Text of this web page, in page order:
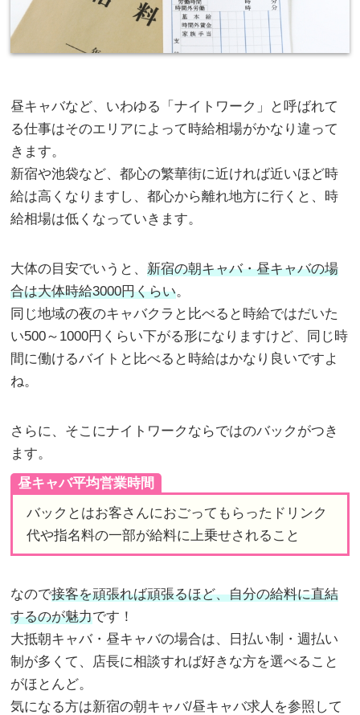
昼キャバなど、いわゆる「ナイトワーク」と呼ばれて
る仕事はそのエリアによって時給相場がかなり違って
きます。
新宿や池袋など、都心の繁華街に近ければ近いほど時
給は高くなりますし、都心から離れ地方に行くと、時
給相場は低くなっていきます。
大体の目安でいうと、新宿の朝キャバ・昼キャバの場
合は大体時給3000円くらい。
同じ地域の夜のキャバクラと比べると時給ではだいた
い500～1000円くらい下がる形になりますけど、同じ時
間に働けるバイトと比べると時給はかなり良いですよ
ね。
さらに、そこにナイトワークならではのバックがつき
ます。
昼キャバ平均営業時間
バックとはお客さんにおごってもらったドリンク
代や指名料の一部が給料に上乗せされること
なので接客を頑張れば頑張るほど、自分の給料に直結
するのが魅力です！
大抵朝キャバ・昼キャバの場合は、日払い制・週払い
制が多くて、店長に相談すれば好きな方を選べること
がほとんど。
気になる方は新宿の朝キャバ/昼キャバ求人を参照して